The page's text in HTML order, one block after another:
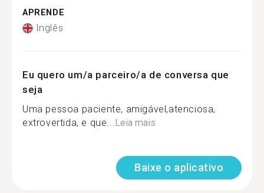
APRENDE
Inglês
Eu quero um/a parceiro/a de conversa que
seja
Uma pessoa paciente, amigável,atenciosa,
extrovertida, e que...Leia mais
Baixe o aplicativo